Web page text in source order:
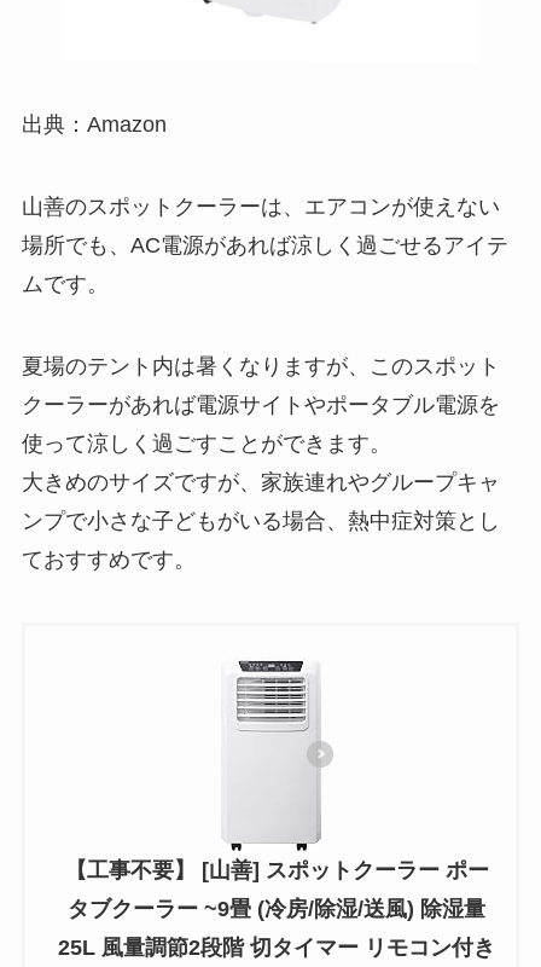
出典：Amazon
山善のスポットクーラーは、エアコンが使えない
場所でも、AC電源があれば涼しく過ごせるアイテ
ムです。
夏場のテント内は暑くなりますが、このスポット
クーラーがあれば電源サイトやポータブル電源を
使って涼しく過ごすことができます。
大きめのサイズですが、家族連れやグループキャ
ンプで小さな子どもがいる場合、熱中症対策とし
ておすすめです。
【工事不要】 [山善] スポットクーラー ポー
タブクーラー ~9畳 (冷房/除湿/送風) 除湿量
25L 風量調節2段階 切タイマー リモコン付き